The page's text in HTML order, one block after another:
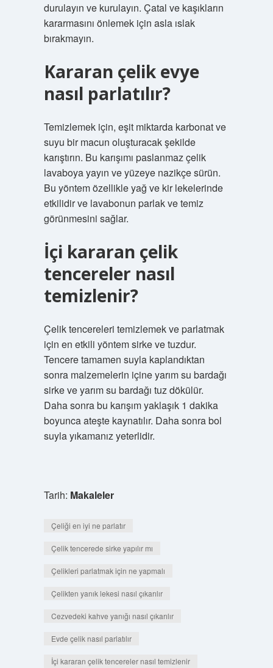
durulayın ve kurulayın. Çatal ve kaşıkların
kararmasını önlemek için asla ıslak
bırakmayın.
Kararan çelik evye
nasıl parlatılır?
Temizlemek için, eşit miktarda karbonat ve
suyu bir macun oluşturacak şekilde
karıştırın. Bu karışımı paslanmaz çelik
lavaboya yayın ve yüzeye nazikçe sürün.
Bu yöntem özellikle yağ ve kir lekelerinde
etkilidir ve lavabonun parlak ve temiz
görünmesini sağlar.
İçi kararan çelik
tencereler nasıl
temizlenir?
Çelik tencereleri temizlemek ve parlatmak
için en etkili yöntem sirke ve tuzdur.
Tencere tamamen suyla kaplandıktan
sonra malzemelerin içine yarım su bardağı
sirke ve yarım su bardağı tuz dökülür.
Daha sonra bu karışım yaklaşık 1 dakika
boyunca ateşte kaynatılır. Daha sonra bol
suyla yıkamanız yeterlidir.
Tarih: Makaleler
Çeliği en iyi ne parlatır
Çelik tencerede sirke yapılır mı
Çelikleri parlatmak için ne yapmalı
Çelikten yanık lekesi nasıl çıkarılır
Cezvedeki kahve yanığı nasıl çıkarılır
Evde çelik nasıl parlatılır
İçi kararan çelik tencereler nasıl temizlenir